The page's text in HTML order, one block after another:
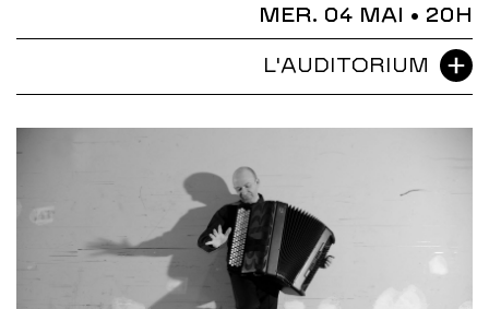
MER. 04 MAI • 20H
L'AUDITORIUM